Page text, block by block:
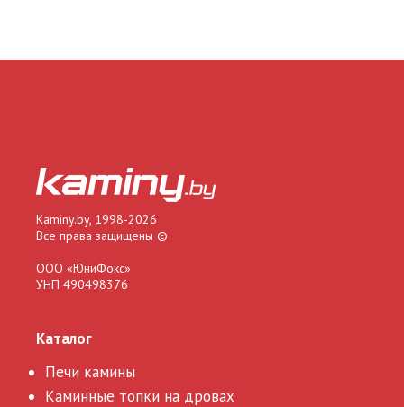
Kaminy.by, 1998-2026
Все права защищены ©
ООО «ЮниФокс»
УНП 490498376
Каталог
Печи камины
Каминные топки на дровах